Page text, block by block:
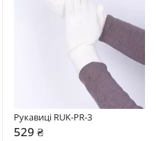
Рукавиці RUK-PR-3
529 ₴